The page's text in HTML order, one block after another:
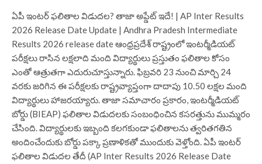
ఏపీ ఇంటర్ ఫలితాల విడుదల? తాజా అప్డేట్ ఇదే! | AP Inter Results
2026 Release Date Update | Andhra Pradesh Intermediate
Results 2026 release date ఆంధ్రప్రదేశ్ రాష్ట్రంలో ఇంటర్మీడియట్
పరీక్షలు రాసిన లక్షలాది మంది విద్యార్థులు ప్రస్తుతం ఫలితాల కోసం
ఎంతో ఆత్రుతగా ఎదురుచూస్తున్నారు. ఫిబ్రవరి 23 నుంచి మార్చి 24
వరకు జరిగిన ఈ పరీక్షలకు రాష్ట్రవ్యాప్తంగా దాదాపు 10.50 లక్షల మంది
విద్యార్థులు హాజరయ్యారు. తాజా సమాచారం ప్రకారం, ఇంటర్మీడియట్
బోర్డు (BIEAP) ఫలితాల విడుదలకు సంబంధించిన కసరత్తును ముమ్మరం
చేసింది. విద్యార్థులకు ఇబ్బంది కలగకుండా ఫలితాలను త్వరితగతిన
అందించేందుకు బోర్డు పక్కా ప్రణాళికతో ముందుకు వెళ్తోంది. ఏపీ ఇంటర్
ఫలితాల విడుదల తేదీ (AP Inter Results 2026 Release Date